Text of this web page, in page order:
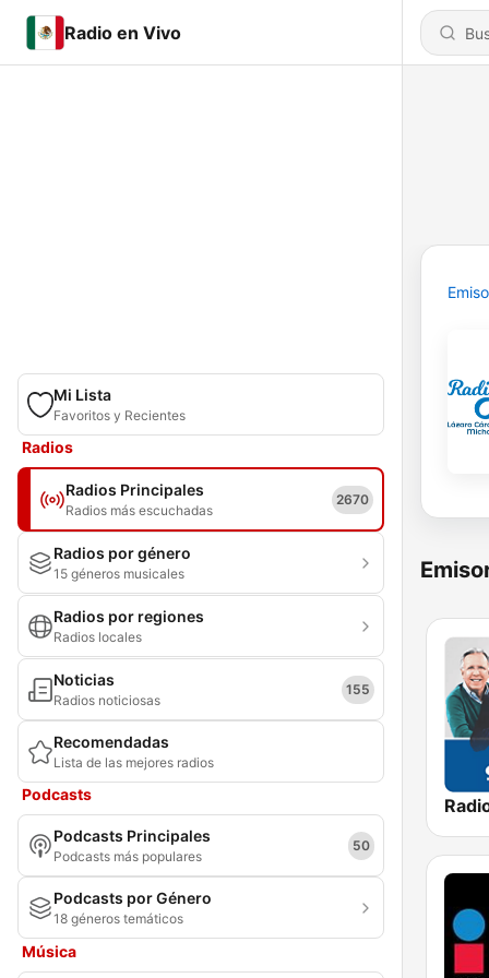
Radio en Vivo
Mi Lista
Favoritos y Recientes
Radios
Radios Principales
Radios más escuchadas
2670
Radios por género
15 géneros musicales
Radios por regiones
Radios locales
Noticias
Radios noticiosas
155
Recomendadas
Lista de las mejores radios
Podcasts
Podcasts Principales
Podcasts más populares
50
Podcasts por Género
18 géneros temáticos
Música